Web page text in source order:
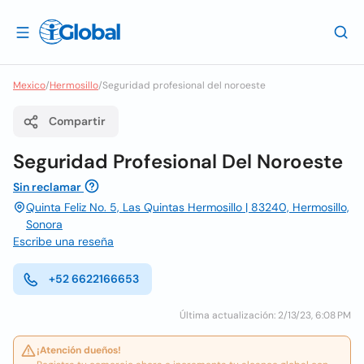
Mexico/Hermosillo/Seguridad profesional del noroeste
Compartir
Seguridad Profesional Del Noroeste
Sin reclamar
Quinta Feliz No. 5, Las Quintas Hermosillo | 83240, Hermosillo,
Sonora
Escribe una reseña
+52 6622166653
Última actualización: 2/13/23, 6:08 PM
¡Atención dueños!